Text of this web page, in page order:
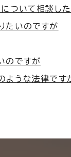
ついて相談し
たいのですが
のですが
ような法律です